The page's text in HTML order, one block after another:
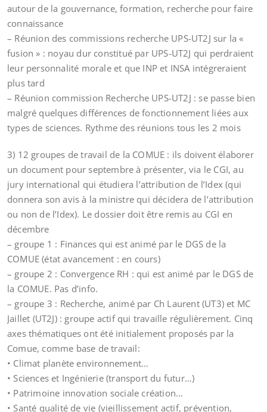
autour de la gouvernance, formation, recherche pour faire
connaissance
– Réunion des commissions recherche UPS-UT2J sur la «
fusion » : noyau dur constitué par UPS-UT2J qui perdraient
leur personnalité morale et que INP et INSA intégreraient
plus tard
– Réunion commission Recherche UPS-UT2J : se passe bien
malgré quelques différences de fonctionnement liées aux
types de sciences. Rythme des réunions tous les 2 mois
3) 12 groupes de travail de la COMUE : ils doivent élaborer
un document pour septembre à présenter, via le CGI, au
jury international qui étudiera l’attribution de l’Idex (qui
donnera son avis à la ministre qui décidera de l’attribution
ou non de l’Idex). Le dossier doit être remis au CGI en
décembre
– groupe 1 : Finances qui est animé par le DGS de la
COMUE (état avancement : en cours)
– groupe 2 : Convergence RH : qui est animé par le DGS de
la COMUE. Pas d’info.
– groupe 3 : Recherche, animé par Ch Laurent (UT3) et MC
Jaillet (UT2J) : groupe actif qui travaille régulièrement. Cinq
axes thématiques ont été initialement proposés par la
Comue, comme base de travail:
• Climat planète environnement…
• Sciences et Ingénierie (transport du futur…)
• Patrimoine innovation sociale création…
• Santé qualité de vie (vieillissement actif, prévention,